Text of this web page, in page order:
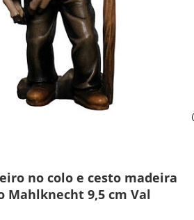
no colo e cesto madeira
Mahlknecht 9,5 cm Val